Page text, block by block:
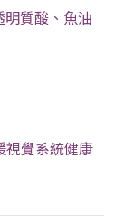
質酸、魚油
視覺系統健康